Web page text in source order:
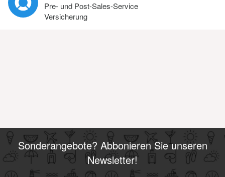
Pre- und Post-Sales-Service
Versicherung
Sonderangebote? Abbonieren Sie unseren
Newsletter!